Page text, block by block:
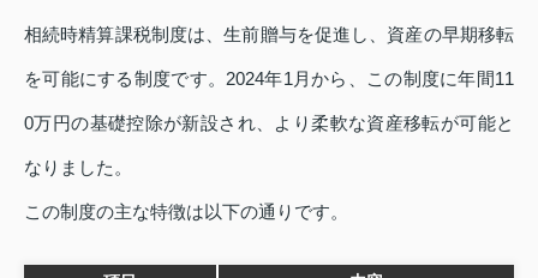
相続時精算課税制度は、生前贈与を促進し、資産の早期移転
を可能にする制度です。2024年1月から、この制度に年間11
0万円の基礎控除が新設され、より柔軟な資産移転が可能と
なりました。
この制度の主な特徴は以下の通りです。